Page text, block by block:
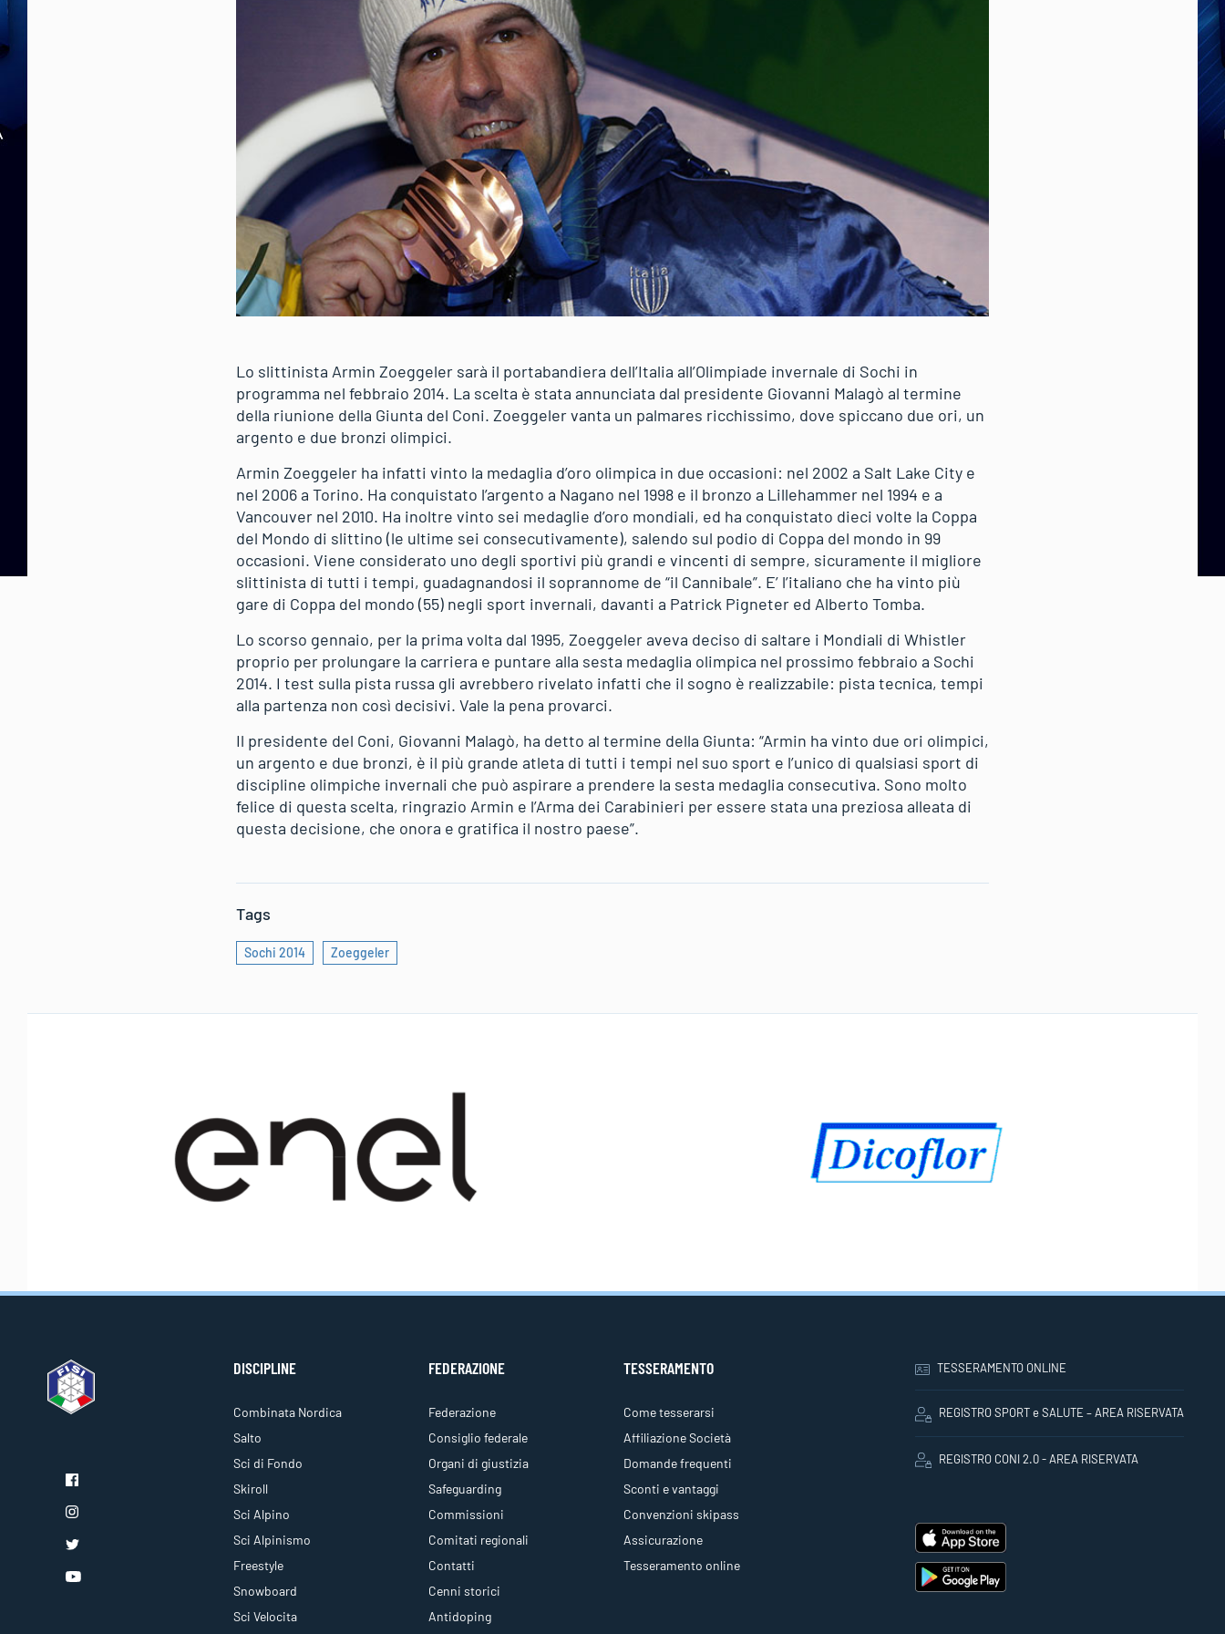
Lo slittinista Armin Zoeggeler sarà il portabandiera dell’Italia all’Olimpiade invernale di Sochi in
programma nel febbraio 2014. La scelta è stata annunciata dal presidente Giovanni Malagò al termine
della riunione della Giunta del Coni. Zoeggeler vanta un palmares ricchissimo, dove spiccano due ori, un
argento e due bronzi olimpici.
Armin Zoeggeler ha infatti vinto la medaglia d’oro olimpica in due occasioni: nel 2002 a Salt Lake City e
nel 2006 a Torino. Ha conquistato l’argento a Nagano nel 1998 e il bronzo a Lillehammer nel 1994 e a
Vancouver nel 2010. Ha inoltre vinto sei medaglie d’oro mondiali, ed ha conquistato dieci volte la Coppa
del Mondo di slittino (le ultime sei consecutivamente), salendo sul podio di Coppa del mondo in 99
occasioni. Viene considerato uno degli sportivi più grandi e vincenti di sempre, sicuramente il migliore
slittinista di tutti i tempi, guadagnandosi il soprannome de “il Cannibale”. E’ l’italiano che ha vinto più
gare di Coppa del mondo (55) negli sport invernali, davanti a Patrick Pigneter ed Alberto Tomba.
Lo scorso gennaio, per la prima volta dal 1995, Zoeggeler aveva deciso di saltare i Mondiali di Whistler
proprio per prolungare la carriera e puntare alla sesta medaglia olimpica nel prossimo febbraio a Sochi
2014. I test sulla pista russa gli avrebbero rivelato infatti che il sogno è realizzabile: pista tecnica, tempi
alla partenza non così decisivi. Vale la pena provarci.
Il presidente del Coni, Giovanni Malagò, ha detto al termine della Giunta: “Armin ha vinto due ori olimpici,
un argento e due bronzi, è il più grande atleta di tutti i tempi nel suo sport e l’unico di qualsiasi sport di
discipline olimpiche invernali che può aspirare a prendere la sesta medaglia consecutiva. Sono molto
felice di questa scelta, ringrazio Armin e l’Arma dei Carabinieri per essere stata una preziosa alleata di
questa decisione, che onora e gratifica il nostro paese”.
Tags
Sochi 2014 Zoeggeler
DISCIPLINE
Combinata Nordica
Salto
Sci di Fondo
Skiroll
Sci Alpino
Sci Alpinismo
Freestyle
Snowboard
Sci Velocita
FEDERAZIONE
Federazione
Consiglio federale
Organi di giustizia
Safeguarding
Commissioni
Comitati regionali
Contatti
Cenni storici
Antidoping
TESSERAMENTO
Come tesserarsi
Affiliazione Società
Domande frequenti
Sconti e vantaggi
Convenzioni skipass
Assicurazione
Tesseramento online
TESSERAMENTO ONLINE
REGISTRO SPORT e SALUTE – AREA RISERVATA
REGISTRO CONI 2.0 - AREA RISERVATA